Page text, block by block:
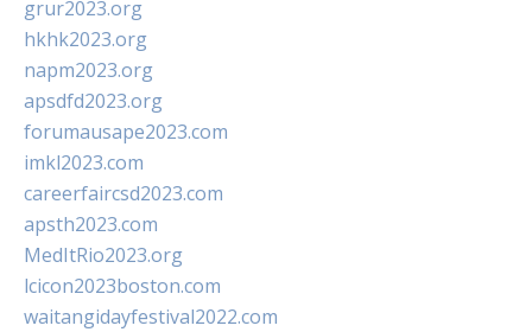
grur2023.org
hkhk2023.org
napm2023.org
apsdfd2023.org
forumausape2023.com
imkl2023.com
careerfaircsd2023.com
apsth2023.com
MedItRio2023.org
lcicon2023boston.com
waitangidayfestival2022.com